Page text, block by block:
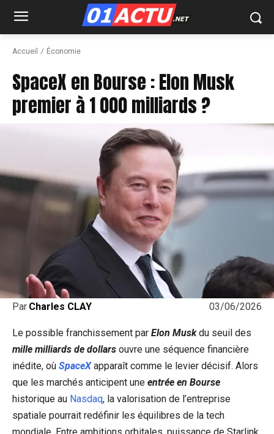
Accueil Économie
SpaceX en Bourse : Elon Musk
premier à 1 000 milliards ?
03/06/2026
Par Charles CLAY
Le possible franchissement par Elon Muskdu seuil des
mille milliards de dollars ouvre une séquence financière
inédite, où SpaceXapparaît comme le levier décisif. Alors
que les marchés anticipent une entrée en Bourse
historique au Nasdaq, la valorisation de l’entreprise
spatiale pourrait redéfinir les équilibres de la tech